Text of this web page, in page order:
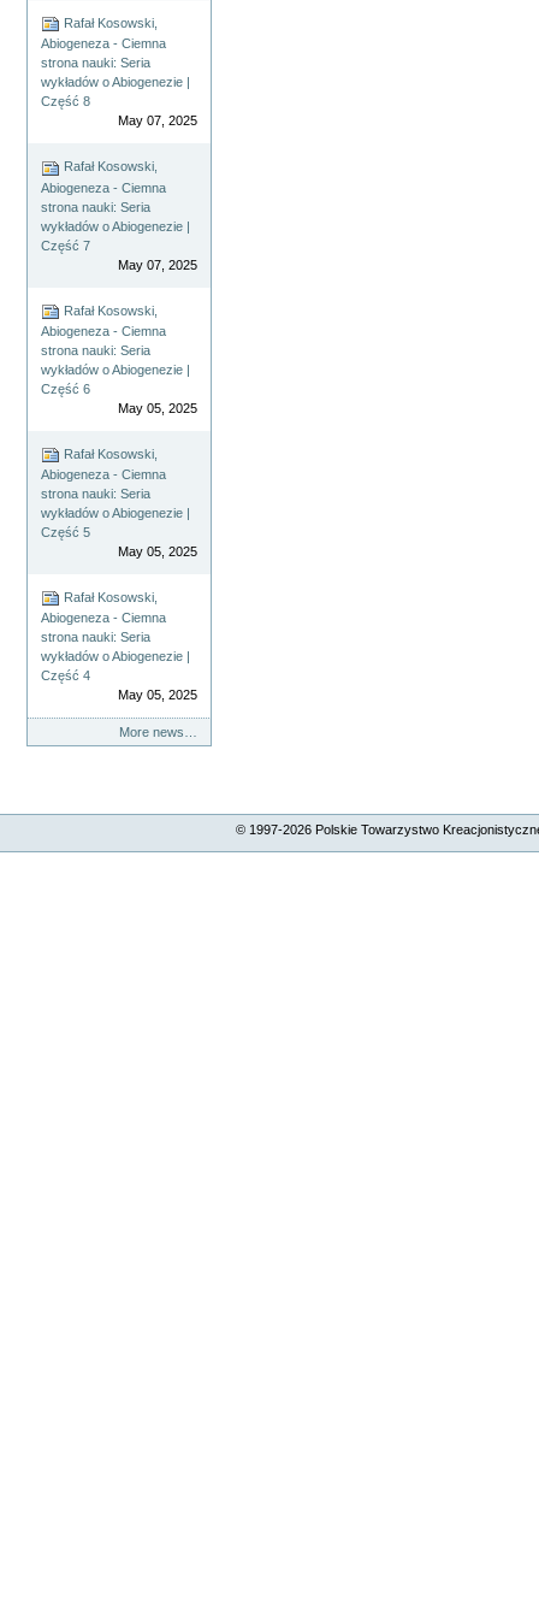
Rafał Kosowski,
Abiogeneza - Ciemna
strona nauki: Seria
wykładów o Abiogenezie |
Część 8
May 07, 2025
Rafał Kosowski,
Abiogeneza - Ciemna
strona nauki: Seria
wykładów o Abiogenezie |
Część 7
May 07, 2025
Rafał Kosowski,
Abiogeneza - Ciemna
strona nauki: Seria
wykładów o Abiogenezie |
Część 6
May 05, 2025
Rafał Kosowski,
Abiogeneza - Ciemna
strona nauki: Seria
wykładów o Abiogenezie |
Część 5
May 05, 2025
Rafał Kosowski,
Abiogeneza - Ciemna
strona nauki: Seria
wykładów o Abiogenezie |
Część 4
May 05, 2025
More news…
© 1997-2026Polskie Towarzystwo